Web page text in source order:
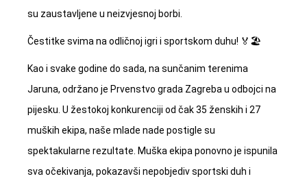
su zaustavljene u neizvjesnoj borbi.
Čestitke svima na odličnoj igri i sportskom duhu! 🏅🏖️
Kao i svake godine do sada, na sunčanim terenima
Jaruna, održano je Prvenstvo grada Zagreba u odbojci na
pijesku. U žestokoj konkurenciji od čak 35 ženskih i 27
muških ekipa, naše mlade nade postigle su
spektakularne rezultate. Muška ekipa ponovno je ispunila
sva očekivanja, pokazavši nepobjediv sportski duh i